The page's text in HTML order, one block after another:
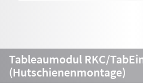
Tableaumodul RKC/
(Hutschienenmontage)